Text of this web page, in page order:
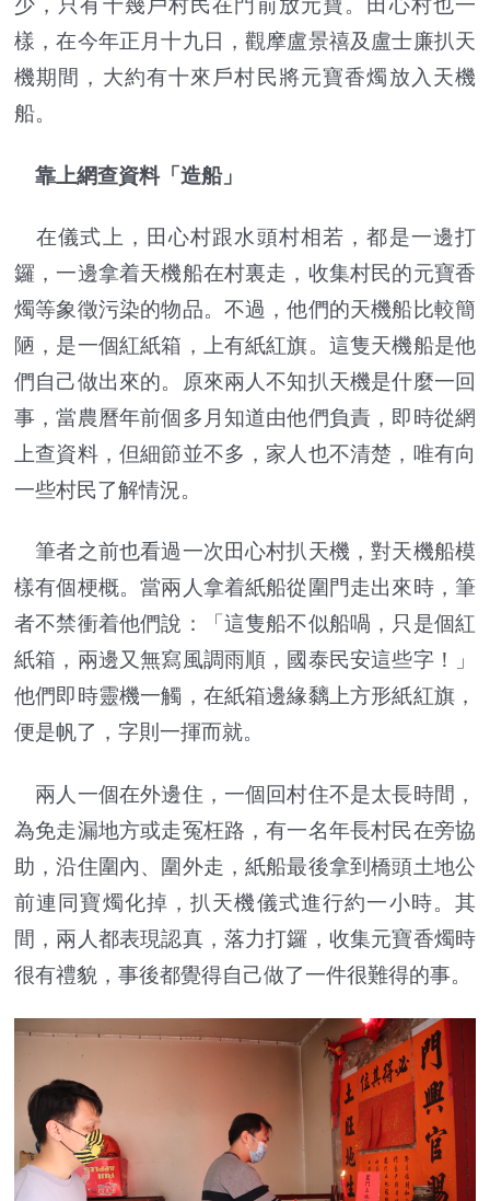
少，只有十幾戶村民在門前放元寶。田心村也一
樣，在今年正月十九日，觀摩盧景禧及盧士廉扒天
機期間，大約有十來戶村民將元寶香燭放入天機
船。
靠上網查資料「造船」
在儀式上，田心村跟水頭村相若，都是一邊打
鑼，一邊拿着天機船在村裏走，收集村民的元寶香
燭等象徵污染的物品。不過，他們的天機船比較簡
陋，是一個紅紙箱，上有紙紅旗。這隻天機船是他
們自己做出來的。原來兩人不知扒天機是什麼一回
事，當農曆年前個多月知道由他們負責，即時從網
上查資料，但細節並不多，家人也不清楚，唯有向
一些村民了解情況。
筆者之前也看過一次田心村扒天機，對天機船模
樣有個梗概。當兩人拿着紙船從圍門走出來時，筆
者不禁衝着他們說：「這隻船不似船喎，只是個紅
紙箱，兩邊又無寫風調雨順，國泰民安這些字！」
他們即時靈機一觸，在紙箱邊緣黐上方形紙紅旗，
便是帆了，字則一揮而就。
兩人一個在外邊住，一個回村住不是太長時間，
為免走漏地方或走冤枉路，有一名年長村民在旁協
助，沿住圍內、圍外走，紙船最後拿到橋頭土地公
前連同寶燭化掉，扒天機儀式進行約一小時。其
間，兩人都表現認真，落力打鑼，收集元寶香燭時
很有禮貌，事後都覺得自己做了一件很難得的事。